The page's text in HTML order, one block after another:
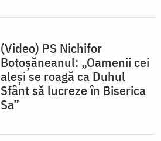
(Video) PS Nichifor
Botoșăneanul: „Oamenii cei
aleși se roagă ca Duhul
Sfânt să lucreze în Biserica
Sa”